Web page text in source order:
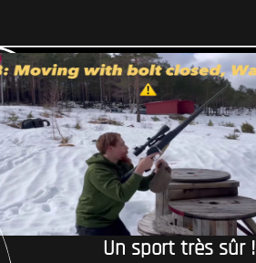
Un sport très sûr !